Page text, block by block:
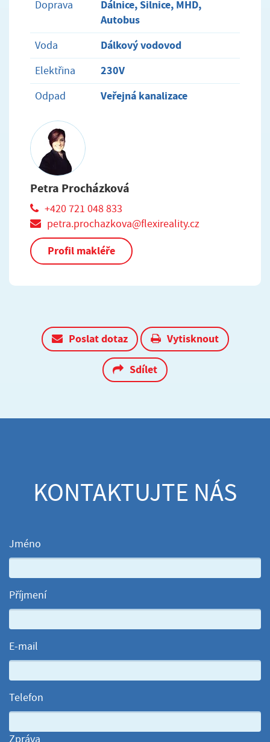
Doprava
Dálnice, Silnice, MHD,
Autobus
Voda Dálkový vodovod
Elektřina 230V
Odpad Veřejná kanalizace
Petra Procházková
+420 721 048 833
petra.prochazkova@flexireality.cz
Profil makléře
Poslat dotaz Vytisknout
Sdílet
KONTAKTUJTE NÁS
Jméno
Příjmení
E-mail
Telefon
Zpráva